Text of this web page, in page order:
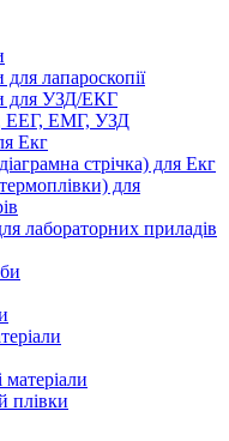
для лапароскопії
для УЗД/ЕКГ
ЕЕГ, ЕМГ, УЗД
Екг
стрічка) для Екг
для
лабораторних приладів
матеріали
плівки